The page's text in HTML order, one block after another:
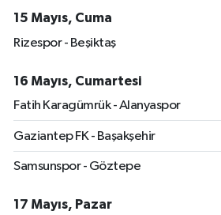
15 Mayıs, Cuma
Rizespor - Beşiktaş
16 Mayıs, Cumartesi
Fatih Karagümrük - Alanyaspor
Gaziantep FK - Başakşehir
Samsunspor - Göztepe
17 Mayıs, Pazar